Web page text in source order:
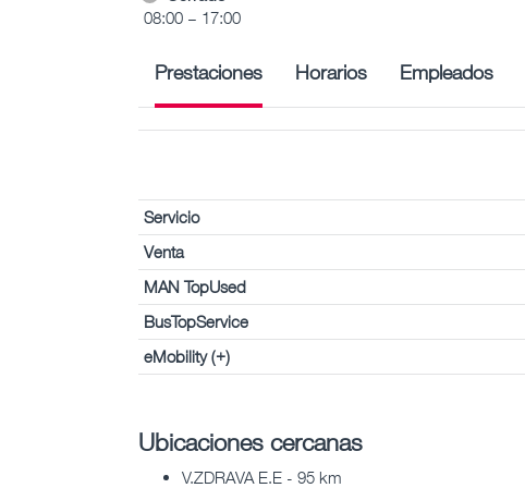
08:00 – 17:00
Prestaciones Horarios Empleados
Servicio
Venta
MAN TopUsed
BusTopService
eMobility (+)
Ubicaciones cercanas
V.ZDRAVA E.E - 95 km